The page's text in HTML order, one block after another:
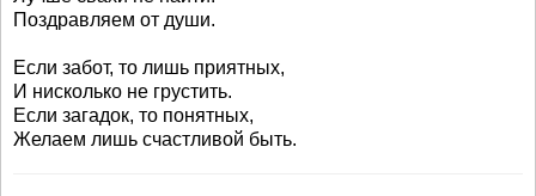
Поздравляем от души.
Если забот, то лишь приятных,
И нисколько не грустить.
Если загадок, то понятных,
Желаем лишь счастливой быть.